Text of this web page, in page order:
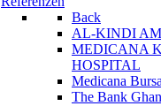
Back
AL-KINDI
MEDICANA
HOSPITAL
Medicana
The Bank